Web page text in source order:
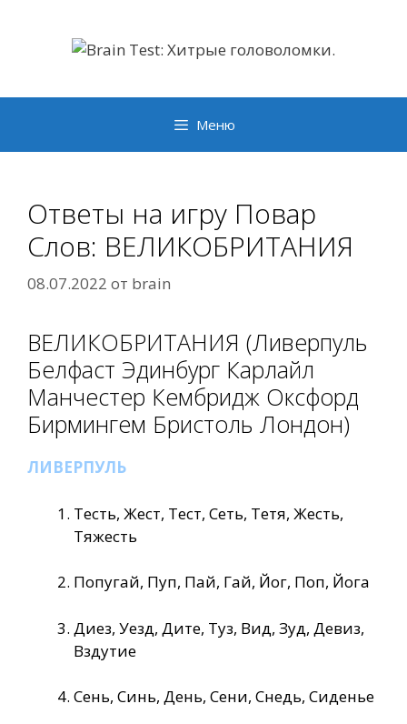
содержимому
Меню
Ответы на игру Повар
Слов: ВЕЛИКОБРИТАНИЯ
08.07.2022 от brain
ВЕЛИКОБРИТАНИЯ (Ливерпуль
Белфаст Эдинбург Карлайл
Манчестер Кембридж Оксфорд
Бирмингем Бристоль Лондон)
ЛИВЕРПУЛЬ
Тесть, Жест, Тест, Сеть, Тетя, Жесть,
Тяжесть
Попугай, Пуп, Пай, Гай, Йог, Поп, Йога
Диез, Уезд, Дите, Туз, Вид, Зуд, Девиз,
Вздутие
Сень, Синь, День, Сени, Снедь, Сиденье